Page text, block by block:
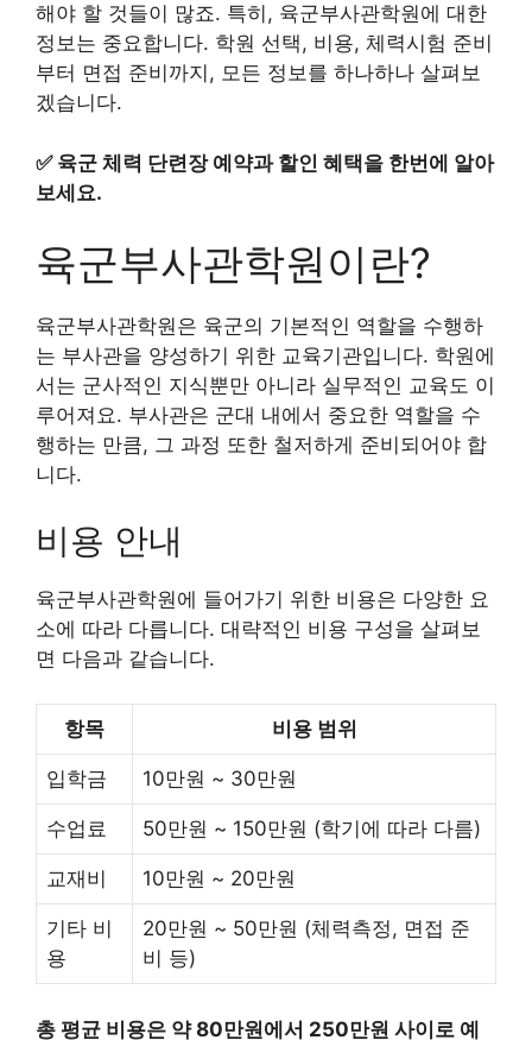
해야 할 것들이 많죠. 특히, 육군부사관학원에 대한
정보는 중요합니다. 학원 선택, 비용, 체력시험 준비
부터 면접 준비까지, 모든 정보를 하나하나 살펴보
겠습니다.
✅ 육군 체력 단련장 예약과 할인 혜택을 한번에 알아
보세요.
육군부사관학원이란?
육군부사관학원은 육군의 기본적인 역할을 수행하
는 부사관을 양성하기 위한 교육기관입니다. 학원에
서는 군사적인 지식뿐만 아니라 실무적인 교육도 이
루어져요. 부사관은 군대 내에서 중요한 역할을 수
행하는 만큼, 그 과정 또한 철저하게 준비되어야 합
니다.
비용 안내
육군부사관학원에 들어가기 위한 비용은 다양한 요
소에 따라 다릅니다. 대략적인 비용 구성을 살펴보
면 다음과 같습니다.
항목 비용 범위
입학금 10만원 ~ 30만원
수업료 50만원 ~ 150만원 (학기에 따라 다름)
교재비 10만원 ~ 20만원
기타 비
용
20만원 ~ 50만원 (체력측정, 면접 준
비 등)
총 평균 비용은 약 80만원에서 250만원 사이로 예